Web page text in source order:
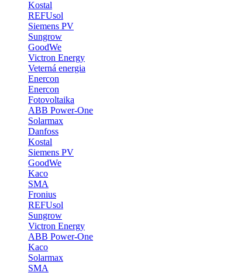
Kostal
REFUsol
Siemens PV
Sungrow
GoodWe
Victron Energy
Veterná energia
Enercon
Enercon
Fotovoltaika
ABB Power-One
Solarmax
Danfoss
Kostal
Siemens PV
GoodWe
Kaco
SMA
Fronius
REFUsol
Sungrow
Victron Energy
ABB Power-One
Kaco
Solarmax
SMA